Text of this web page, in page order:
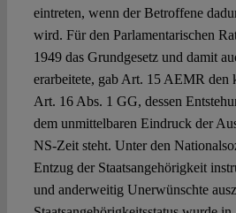
eintreten, wenn der Betroffene
wird. Für den Parlamentarischen
1949 das Grundgesetz und damit
erarbeitete, gab Art. 15 AEMR den
Art. 16 Abs. 1 GG, dessen
dem unmittelbaren Eindruck der
NS-Zeit steht. Unter den
Entzug der Staatsangehörigkeit
und anderweitig Unerwünschte